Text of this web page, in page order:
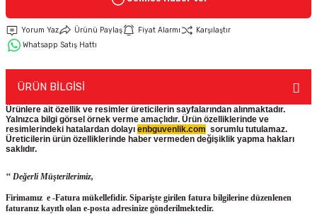
Keypad-Tuş Takımı Ürünler
Hırsız Alarm Aksesuarlar
Yorum Yaz Ürünü Paylaş Fiyat Alarmı
Karşılaştır
Whatsapp Satış Hattı
ÜRÜN BİLGİSİ
Ürünlere ait özellik ve resimler üreticilerin sayfalarından alınmaktadır.
Yalnızca bilgi görsel örnek verme amaçlıdır. Ürün özelliklerinde ve
resimlerindeki hatalardan dolayı enbguvenlik.com sorumlu tutulamaz.
Üreticilerin ürün özelliklerinde haber vermeden değişiklik yapma hakları
saklıdır.
‘‘ Değerli Müşterilerimiz,
Firimamız e -Fatura mükellefidir. Siparişte girilen fatura bilgilerine düzenlenen
faturanız kayıtlı olan e-posta adresinize gönderilmektedir.